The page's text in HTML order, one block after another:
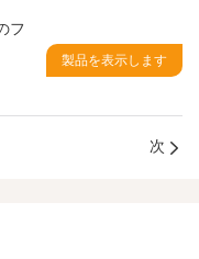
フ
製品を表示します
次